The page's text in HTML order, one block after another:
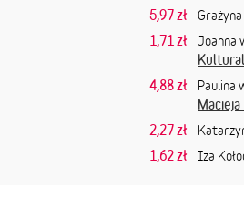
5,97 zł
Grażyna
1,71 zł
Joanna
4,88 zł
Paulina
2,27 zł
1,62 zł
Iza